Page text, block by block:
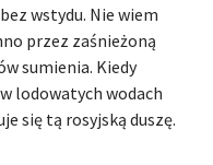
wstydu. Nie wiem
przez zaśnieżoną
sumienia. Kiedy
lodowatych wodach
się tą rosyjską duszę.